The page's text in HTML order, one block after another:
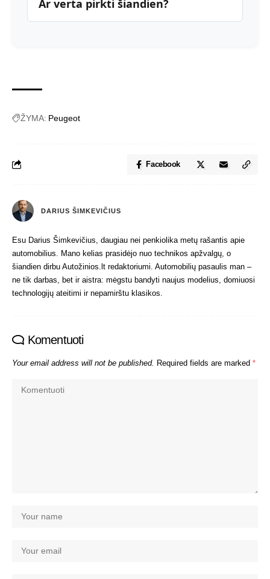
Ar verta pirkti šiandien?
ŽYMA: Peugeot
Facebook
DARIUS ŠIMKEVIČIUS
Esu Darius Šimkevičius, daugiau nei penkiolika metų rašantis apie
automobilius. Mano kelias prasidėjo nuo technikos apžvalgų, o
šiandien dirbu Autožinios.lt redaktoriumi. Automobilių pasaulis man –
ne tik darbas, bet ir aistra: mėgstu bandyti naujus modelius, domiuosi
technologijų ateitimi ir nepamirštu klasikos.
Komentuoti
Your email address will not be published. Required fields are marked *